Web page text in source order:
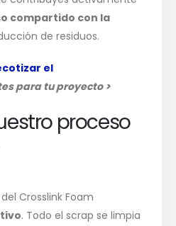
compartido con la
de residuos.
el
para tu proyecto >
proceso
Crosslink Foam
. Todo el scrap se limpia